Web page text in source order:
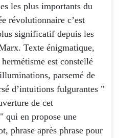
les plus importants du
révolutionnaire c’est
significatif depuis les
Texte énigmatique,
est constellé
parsemé de
d’intuitions fulgurantes "
de cet
qui en propose une
phrase après phrase pour